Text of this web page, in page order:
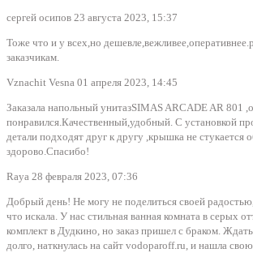
сергей осипов 23 августа 2023, 15:37
Тоже что и у всех,но
заказчикам.
Vznachit Vesna 01 апреля 2023, 14:45
Заказала напольный унитазSIMAS ARCADE AR 801
понравился.Качественный,удобный. С установкой
детали подходят друг к другу ,крышка не стукается
здорово.Спасибо!
Raya 28 февраля 2023, 07:36
Добрый день! Не могу не поделиться своей
что искала. У нас стильная ванная комната в серых
комплект в Дудкино, но заказ пришел с браком.
долго, наткнулась на сайт vodoparoff.ru, и нашла